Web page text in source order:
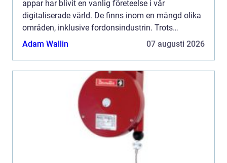
appar har blivit en vanlig företeelse i vår
digitaliserade värld. De finns inom en mängd olika
områden, inklusive fordonsindustrin. Trots
fördelarna med appar, såsom ökad
Adam Wallin 07 augusti 2026